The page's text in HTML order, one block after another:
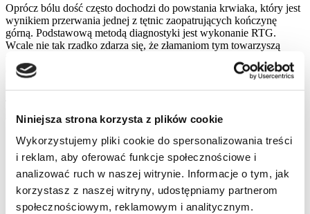
Niniejsza strona korzysta z plików cookie
Wykorzystujemy pliki cookie do spersonalizowania treści
i reklam, aby oferować funkcje społecznościowe i
analizować ruch w naszej witrynie. Informacje o tym, jak
korzystasz z naszej witryny, udostępniamy partnerom
społecznościowym, reklamowym i analitycznym.
Oprócz bólu dość często dochodzi do powstania krwiaka, który jest
wynikiem przerwania jednej z tętnic zaopatrujących kończynę
górną. Podstawową metodą diagnostyki jest wykonanie RTG.
Wcale nie tak rzadko zdarza się, że złamaniom tym towarzyszą
obojczykiem. Szczególnie duże przemieszczenia stawu lub
wielofragmentowe złamania wymagają operacji ortopedycznej.
Leczenie złamań Szczecin
Złamanie w obrębie kończyn dolnych lub górnych to
wystarczający powód do wizyty u ortopedy. Również
złamanie kości ramiennej może okazać się na tyle
poważne, że niezbędny będzie zabieg operacyjny.